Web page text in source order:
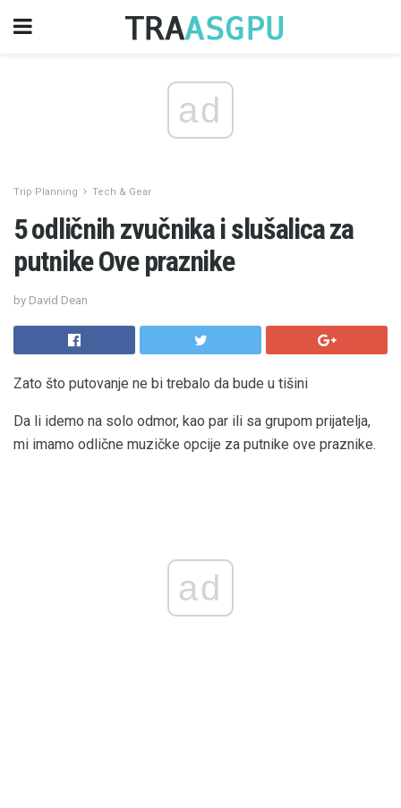
ad
Trip Planning Tech & Gear
5 odličnih zvučnika i slušalica za
putnike Ove praznike
by David Dean
Zato što putovanje ne bi trebalo da bude u tišini
Da li idemo na solo odmor, kao par ili sa grupom prijatelja,
mi imamo odlične muzičke opcije za putnike ove praznike.
ad